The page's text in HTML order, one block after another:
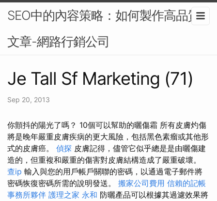
SEO中的內容策略：如何製作高品質
文章-網路行銷公司
Je Tall Sf Marketing (71)
Sep 20, 2013
你顫抖的陽光了嗎？ 10個可以幫助的曬傷霜 所有皮膚灼傷
將是晚年嚴重皮膚疾病的更大風險，包括黑色素瘤或其他形
式的皮膚癌。 偵探 皮膚記得，儘管它似乎總是是由曬傷建
造的，但重複和嚴重的傷害對皮膚結構造成了嚴重破壞。
查ip 輸入與您的用戶帳戶關聯的密碼，以通過電子郵件將
密碼恢復密碼所需的說明發送。 搬家公司費用 信賴的記帳
事務所夥伴 護理之家 永和 防曬產品可以根據其過濾效果將